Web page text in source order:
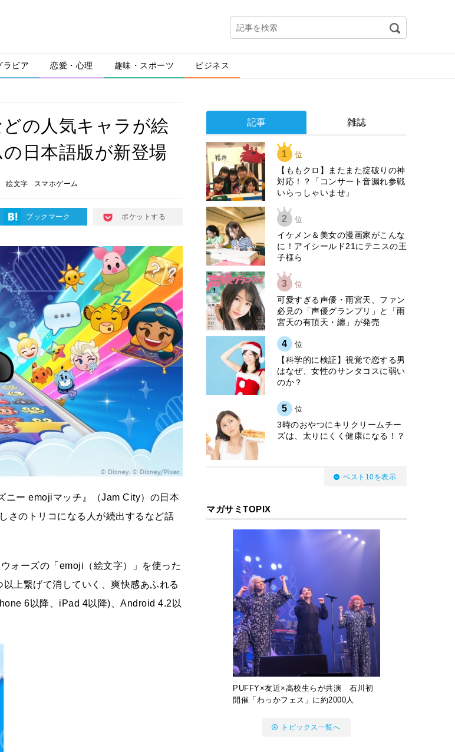
ラビア 恋愛・心理 趣味・スポーツ ビジネス
の人気キャラが絵
日本語版が新登場
絵文字 スマホゲーム
ブックマーク ポケットする
ニー emojiマッチ』（Jam City）の日本
さのトリコになる人が続出するなど話
ォーズの「emoji（絵文字）」を使った
上繋げて消していく、爽快感あふれる
6以降、iPad 4以降)、Android 4.2以
記事 雑誌
1 位
【ももクロ】またまた掟破りの神
対応！？「コンサート音漏れ参戦
いらっしゃいませ」
2 位
イケメン＆美女の漫画家がこんな
に！アイシールド21にテニスの王
子様ら
3 位
可愛すぎる声優・雨宮天、ファン
必見の「声優グランプリ」と「雨
宮天の有頂天・纏」が発売
4 位
【科学的に検証】視覚で恋する男
はなぜ、女性のサンタコスに弱い
のか？
5 位
3時のおやつにキリクリームチー
ズは、太りにくく健康になる！？
ベスト10を表示
マガサミTOPIX
PUFFY×友近×高校生らが共演 石川初
開催「わっかフェス」に約2000人
トピックス一覧へ